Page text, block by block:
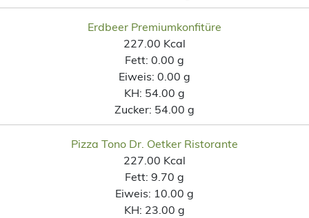
Erdbeer Premiumkonfitüre
227.00 Kcal
Fett: 0.00 g
Eiweis: 0.00 g
KH: 54.00 g
Zucker: 54.00 g
Pizza Tono Dr. Oetker Ristorante
227.00 Kcal
Fett: 9.70 g
Eiweis: 10.00 g
KH: 23.00 g